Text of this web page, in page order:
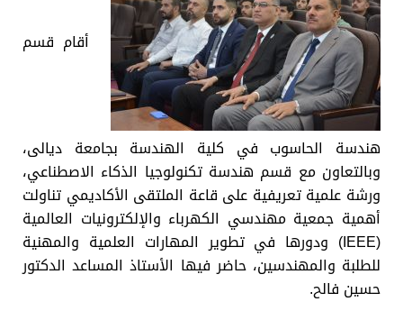
أقام قسم
هندسة الحاسوب في كلية الهندسة بجامعة ديالى،
وبالتعاون مع قسم هندسة تكنولوجيا الذكاء الاصطناعي،
ورشة علمية تعريفية على قاعة الملتقى الأكاديمي تناولت
أهمية جمعية مهندسي الكهرباء والإلكترونيات العالمية
(IEEE) ودورها في تطوير المهارات العلمية والمهنية
للطلبة والمهندسين، حاضر فيها الأستاذ المساعد الدكتور
حسين فالح.